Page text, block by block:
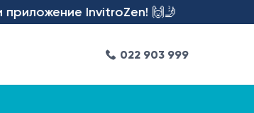
InvitroZen! 🙌🤳
022 903 999